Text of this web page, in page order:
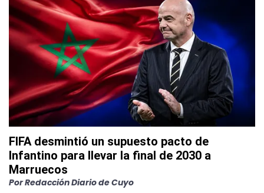
FIFA desmintió un supuesto pacto de
Infantino para llevar la final de 2030 a
Marruecos
PorRedacción Diario de Cuyo